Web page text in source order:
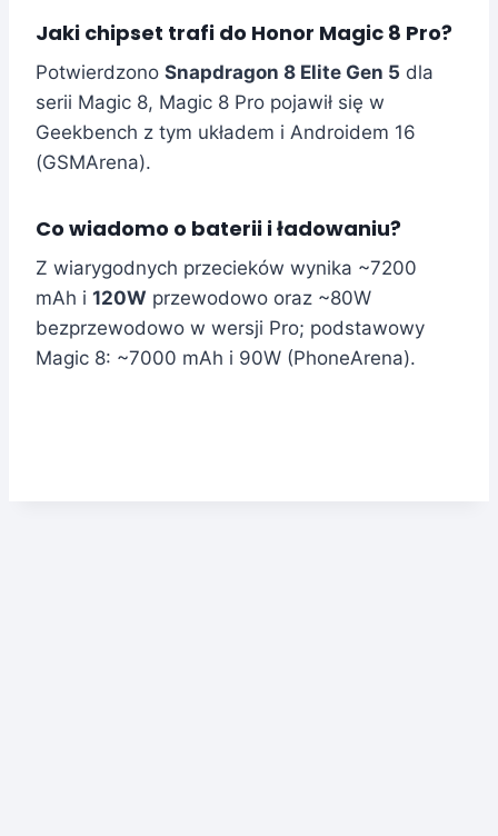
Jaki chipset trafi do Honor Magic 8 Pro?
Potwierdzono Snapdragon 8 Elite Gen 5 dla
serii Magic 8, Magic 8 Pro pojawił się w
Geekbench z tym układem i Androidem 16
(GSMArena).
Co wiadomo o baterii i ładowaniu?
Z wiarygodnych przecieków wynika ~7200
mAh i 120W przewodowo oraz ~80W
bezprzewodowo w wersji Pro; podstawowy
Magic 8: ~7000 mAh i 90W (PhoneArena).